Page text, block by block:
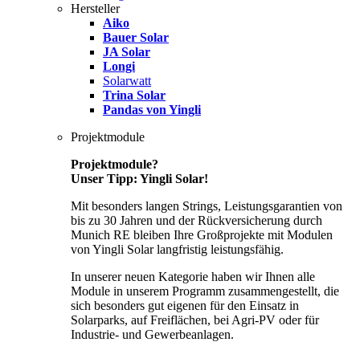
Hersteller
Aiko
Bauer Solar
JA Solar
Longi
Solarwatt
Trina Solar
Pandas von Yingli
Projektmodule
Projektmodule?
Unser Tipp: Yingli Solar!
Mit besonders langen Strings, Leistungsgarantien von
bis zu 30 Jahren und der Rückversicherung durch
Munich RE bleiben Ihre Großprojekte mit Modulen
von Yingli Solar langfristig leistungsfähig.
In unserer neuen Kategorie haben wir Ihnen alle
Module in unserem Programm zusammengestellt, die
sich besonders gut eigenen für den Einsatz in
Solarparks, auf Freiflächen, bei Agri-PV oder für
Industrie- und Gewerbeanlagen.